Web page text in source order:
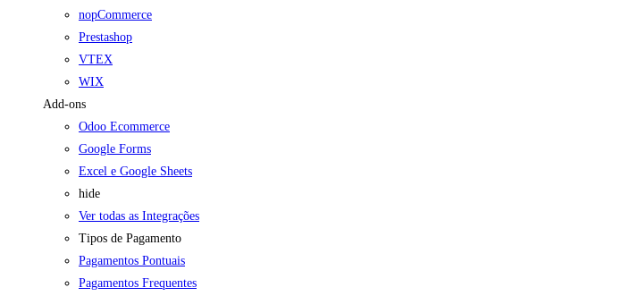
nopCommerce
Prestashop
VTEX
WIX
Add-ons
Odoo Ecommerce
Google Forms
Excel e Google Sheets
hide
Ver todas as Integrações
Tipos de Pagamento
Pagamentos Pontuais
Pagamentos Frequentes